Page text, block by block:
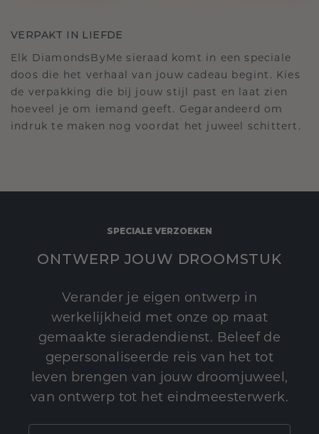
VERPAKT IN LIEFDE
Elk DiamondsByMe sieraad komt in een speciale
doos die het verhaal van jouw cadeau begint. Kies
de verpakking die bij jouw stijl past en laat zien
hoeveel je om iemand geeft. Gegarandeerd om
indruk te maken nog voordat het juweel schittert.
SPECIALE VERZOEKEN
ONTWERP JOUW DROOMSTUK
Verander je eigen ontwerp in
werkelijkheid met onze op maat
gemaakte sieradendienst. Beleef de
gepersonaliseerde reis van het tot
leven brengen van jouw droomjuweel,
van ontwerp tot het eindmeesterwerk.